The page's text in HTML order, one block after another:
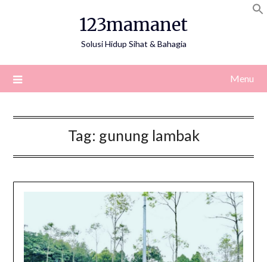
123mamanet
Solusi Hidup Sihat & Bahagia
Menu
Tag: gunung lambak